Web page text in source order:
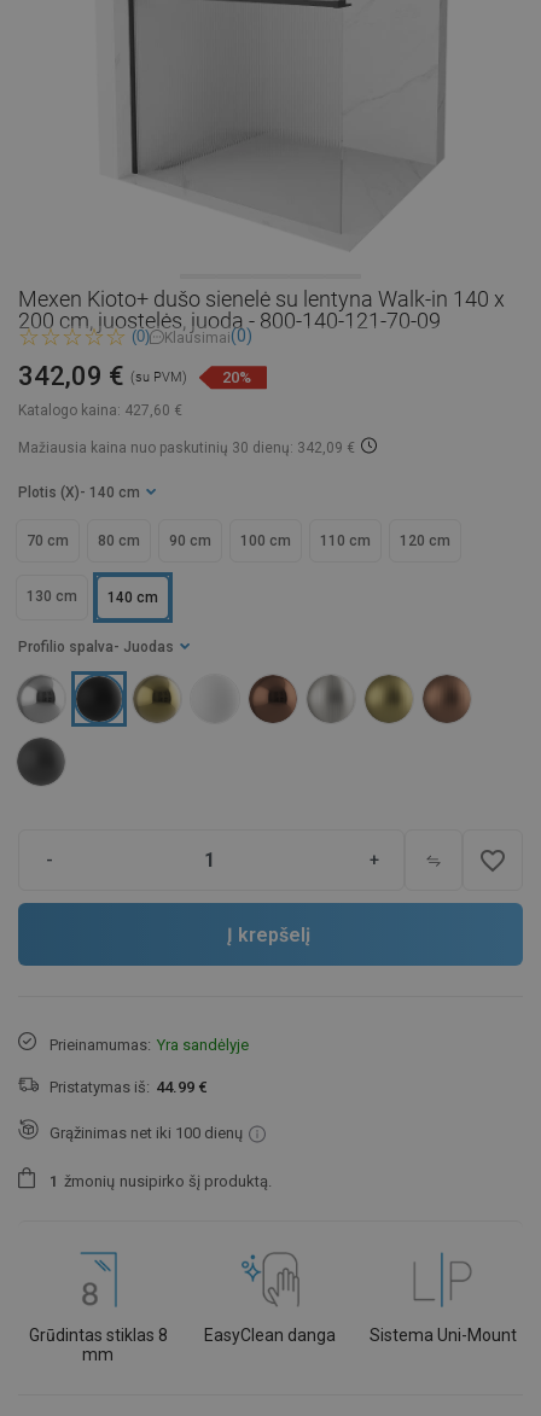
Mexen Kioto+ dušo sienelė su lentyna Walk-in 140 x
200 cm, juostelės, juoda - 800-140-121-70-09
(0) Klausimai(0)
Katalogo kaina: 427,60 €
342,09 € (su PVM) 20%
Mažiausia kaina nuo paskutinių 30 dienų: 342,09 €
Profilio spalva - Juodas
Plotis (X) - 140 cm
70 cm 80 cm 90 cm 100 cm 110 cm 120 cm
130 cm 140 cm
- + favorite_border
Į krepšelį
Prieinamumas: Yra sandėlyje
Pristatymas iš: 44.99 €
Grąžinimas net iki 100 dienų
1 žmonių nusipirko šį produktą.
Grūdintas stiklas 8
mm
EasyClean danga Sistema Uni-Mount